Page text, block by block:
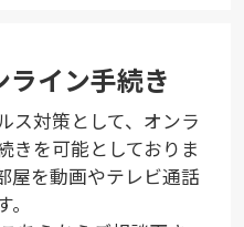
ライン手続き
ス対策として、オンラ
きを可能としておりま
屋を動画やテレビ通話